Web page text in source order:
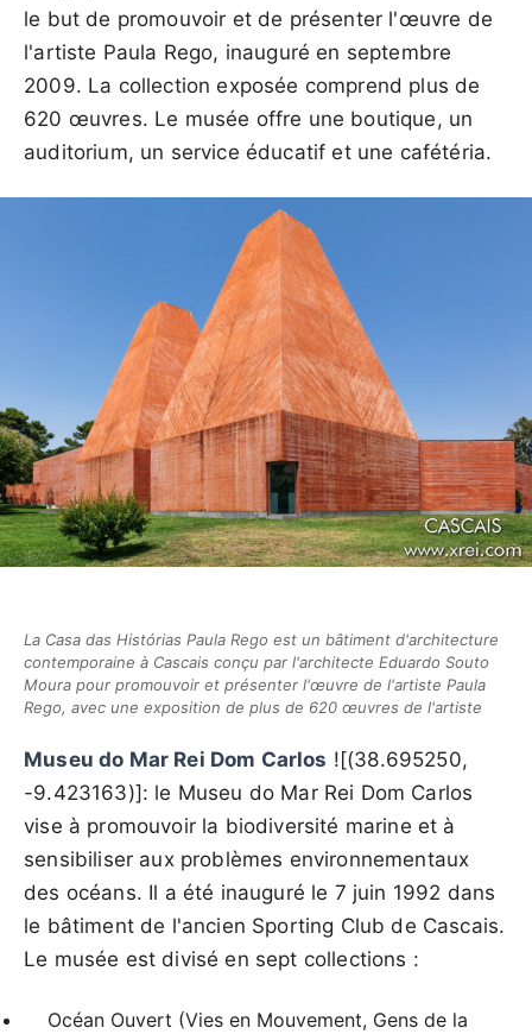
le but de promouvoir et de présenter l'œuvre de
l'artiste Paula Rego, inauguré en septembre
2009. La collection exposée comprend plus de
620 œuvres. Le musée offre une boutique, un
auditorium, un service éducatif et une cafétéria.
La Casa das Histórias Paula Rego est un bâtiment d'architecture
contemporaine à Cascais conçu par l'architecte Eduardo Souto
Moura pour promouvoir et présenter l'œuvre de l'artiste Paula
Rego, avec une exposition de plus de 620 œuvres de l'artiste
Museu do Mar Rei Dom Carlos ![(38.695250,
-9.423163)]: le Museu do Mar Rei Dom Carlos
vise à promouvoir la biodiversité marine et à
sensibiliser aux problèmes environnementaux
des océans. Il a été inauguré le 7 juin 1992 dans
le bâtiment de l'ancien Sporting Club de Cascais.
Le musée est divisé en sept collections :
Océan Ouvert (Vies en Mouvement, Gens de la